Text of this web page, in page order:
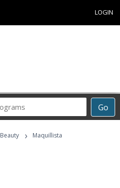
LOGIN
Go
Career
Programs
Beauty › Maquillista